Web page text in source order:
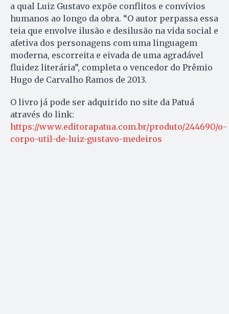
a qual Luiz Gustavo expõe conflitos e convívios
humanos ao longo da obra. “O autor perpassa essa
teia que envolve ilusão e desilusão na vida social e
afetiva dos personagens com uma linguagem
moderna, escorreita e eivada de uma agradável
fluidez literária”, completa o vencedor do Prêmio
Hugo de Carvalho Ramos de 2013.
O livro já pode ser adquirido no site da Patuá
através do link:
https://www.editorapatua.com.br/produto/244690/o-
corpo-util-de-luiz-gustavo-medeiros